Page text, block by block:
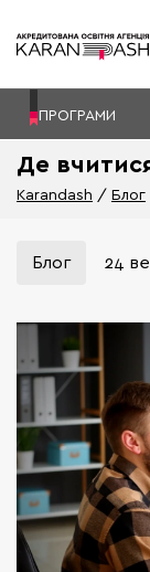
ПРОГРАМИ
Де
Karandash Блог
Блог 24